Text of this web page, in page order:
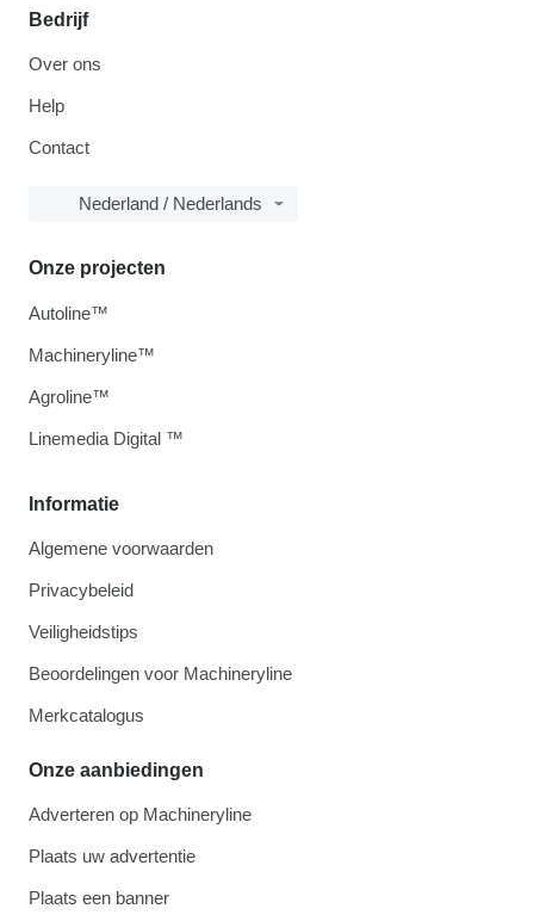
Bedrijf
Over ons
Help
Contact
Nederland / Nederlands
Informatie
Algemene voorwaarden
Privacybeleid
Veiligheidstips
Beoordelingen voor Machineryline
Merkcatalogus
Onze aanbiedingen
Adverteren op Machineryline
Plaats uw advertentie
Plaats een banner
Onze projecten
Autoline™
Machineryline™
Agroline™
Linemedia Digital ™